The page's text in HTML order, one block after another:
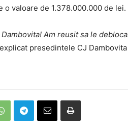
o valoare de 1.378.000.000 de lei.
Am reusit sa le
explicat presedintele CJ